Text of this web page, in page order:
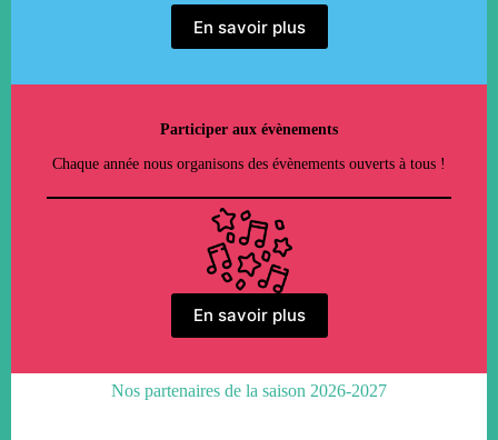
En savoir plus
Participer aux évènements
Chaque année nous organisons des évènements ouverts à tous !
En savoir plus
Nos partenaires de la saison 2026-2027